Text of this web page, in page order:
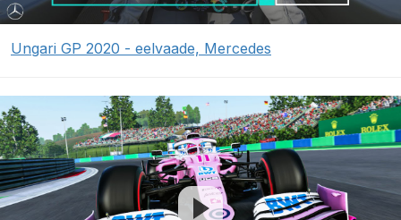
Ungari GP 2020 - eelvaade, Mercedes